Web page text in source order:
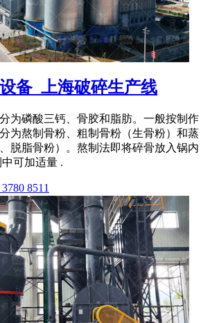
备_上海破碎生产线
为磷酸三钙、骨胶和脂肪。一般按制作
为熬制骨粉、粗制骨粉（生骨粉）和蒸
脱脂骨粉）。熬制法即将碎骨放入锅内
可加适量 .
8511